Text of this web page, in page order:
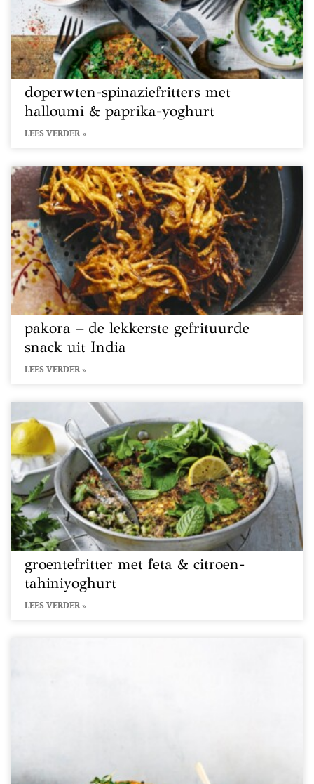
doperwten-spinaziefritters met
halloumi & paprika-yoghurt
LEES VERDER »
pakora – de lekkerste gefrituurde
snack uit India
LEES VERDER »
groentefritter met feta & citroen-
tahiniyoghurt
LEES VERDER »